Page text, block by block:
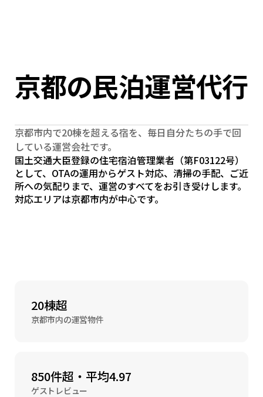
京都の民泊運営代行
京都市内で20棟を超える宿を、毎日自分たちの手で回
している運営会社です。
国土交通大臣登録の住宅宿泊管理業者（第F03122号）
として、OTAの運用からゲスト対応、清掃の手配、ご近
所への気配りまで、運営のすべてをお引き受けします。
対応エリアは京都市内が中心です。
20棟超
京都市内の運営物件
850件超・平均4.97
ゲストレビュー